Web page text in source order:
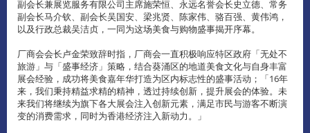
副会长兼展览服务有限公司主席施荣恒、永远名誉会长史立德、常务
副会长马介钦、副会长吴国安、梁兆贤、陈家伟、骆百强、黄伟鸿，
以及行政总裁吴洁贞，一同为这场美食与购物盛事揭开序幕。
厂商会会长卢金荣致辞时指，厂商会一直积极响应特区政府「无处不
旅游」与「盛事经济」策略，结合葵涌区的地道美食文化与自身丰富
展会经验，成功将美食嘉年华打造为区内标志性的盛事活动；「16年
来，我们秉持精益求精的精神，透过持续创新，提升展会的体验。未
来我们将继续为旗下各大展会注入创新元素，满足市民与游客不断演
变的消费需求，同时为香港经济注入新动力。」